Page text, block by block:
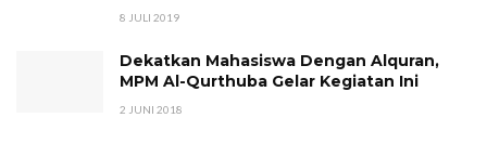
8 JULI 2019
Dekatkan Mahasiswa Dengan Alquran,
MPM Al-Qurthuba Gelar Kegiatan Ini
2 JUNI 2018